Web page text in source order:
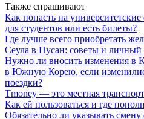
Также спрашивают
Как попасть на
для студентов или есть билеты?
Где лучше всего приобретать
Сеула в Пусан: советы и
Нужно ли вносить изменения в
в Южную Корею, если
поездки?
Tmoney — это местная
Как ей пользоваться и где
Обязательно ли указывать